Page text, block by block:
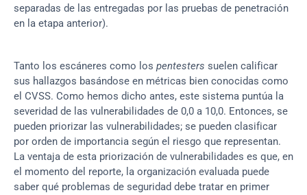
separadas de las entregadas por las pruebas de penetración
en la etapa anterior).
Tanto los escáneres como los pentesters suelen calificar
sus hallazgos basándose en métricas bien conocidas como
el CVSS. Como hemos dicho antes, este sistema puntúa la
severidad de las vulnerabilidades de 0,0 a 10,0. Entonces, se
pueden priorizar las vulnerabilidades; se pueden clasificar
por orden de importancia según el riesgo que representan.
La ventaja de esta priorización de vulnerabilidades es que, en
el momento del reporte, la organización evaluada puede
saber qué problemas de seguridad debe tratar en primer